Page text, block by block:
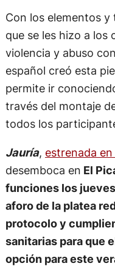
Con los elementos y
que se les hizo a los
violencia y abuso
español creó esta
permite ir
través del montaje
todos los
Jauría, estrenada
desemboca en El
funciones los
aforo de la platea
protocolo y
sanitarias para que
opción para este